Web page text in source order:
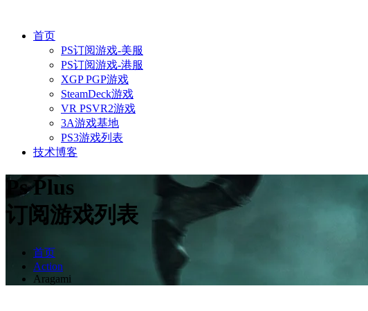
首页
PS订阅游戏-美服
PS订阅游戏-港服
XGP PGP游戏
SteamDeck游戏
VR PSVR2游戏
3A游戏基地
PS3游戏列表
技术博客
Ps Plus
订阅游戏列表
首页
Action
Aragami